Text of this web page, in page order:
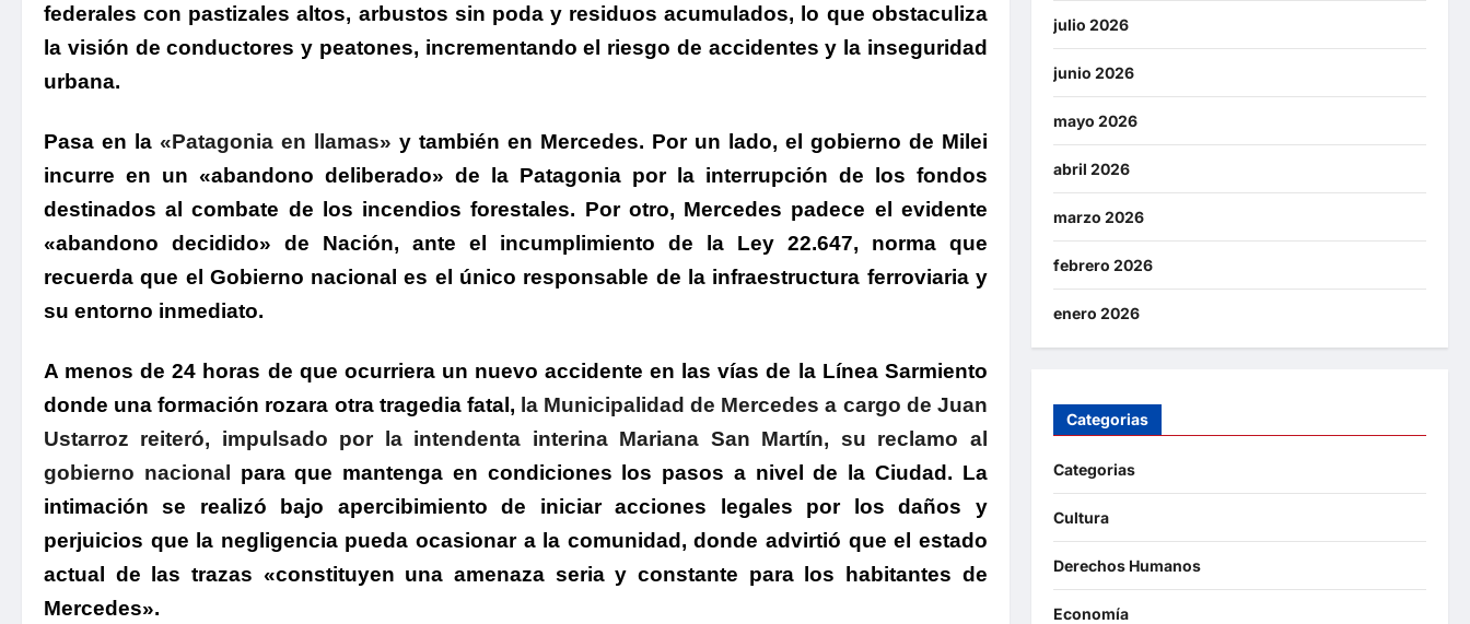
federales con pastizales altos, arbustos sin poda y residuos acumulados, lo que obstaculiza
la visión de conductores y peatones, incrementando el riesgo de accidentes y la inseguridad
urbana.
Pasa en la «Patagonia en llamas» y también en Mercedes. Por un lado, el gobierno de Milei
incurre en un «abandono deliberado» de la Patagoniapor la interrupción de los fondos
destinados al combate de los incendios forestales. Por otro, Mercedes padece el evidente
«abandono decidido» de Nación, ante el incumplimiento de la Ley 22.647, norma que
recuerda que el Gobierno nacional es el único responsable de la infraestructura ferroviaria y
su entorno inmediato.
A menos de 24 horas de que ocurriera un nuevo accidente en las vías de la Línea Sarmiento
donde una formación rozara otra tragedia fatal, la Municipalidad de Mercedes a cargo de Juan
Ustarroz reiteró, impulsado por la intendenta interina Mariana San Martín, su reclamo al
gobierno nacional para que mantenga en condiciones los pasos a nivel de la Ciudad. La
intimación se realizó bajo apercibimiento de iniciar acciones legales por los daños y
perjuicios que la negligencia pueda ocasionar a la comunidad, donde advirtió que el estado
actual de las trazas «constituyen una amenaza seria y constante para los habitantes de
Mercedes».
julio 2026
junio 2026
mayo 2026
abril 2026
marzo 2026
febrero 2026
enero 2026
Categorias
Categorias
Cultura
Derechos Humanos
Economía